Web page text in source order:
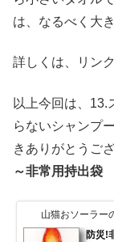
は、なるべく大
詳しくは、リン
以上今回は、
らないシャンプ
きありがとうご
～非常用持出袋
山猫おソーラー
防災!